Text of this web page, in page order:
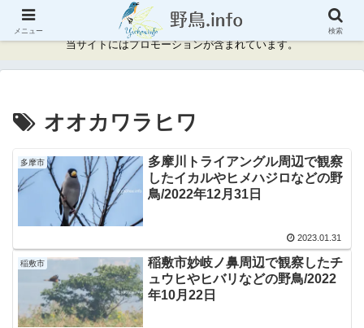
神奈川県周辺の野鳥情報と記録
当サイトにはプロモーションが含まれています。
オオカワラヒワ
多摩市
多摩川トライアングル周辺で観察
したイカルやヒメハジロなどの野
鳥/2022年12月31日
2023.01.31
稲敷市
稲敷市妙岐ノ鼻周辺で観察したチ
ュウヒやヒバリなどの野鳥/2022
年10月22日
メニュー 検索